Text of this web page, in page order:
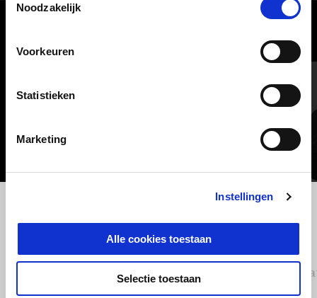
Noodzakelijk
Voorkeuren
Statistieken
Marketing
Instellingen
Alle cookies toestaan
Selectie toestaan
COMPL. REAR RACK MOTO
GUZZI V100